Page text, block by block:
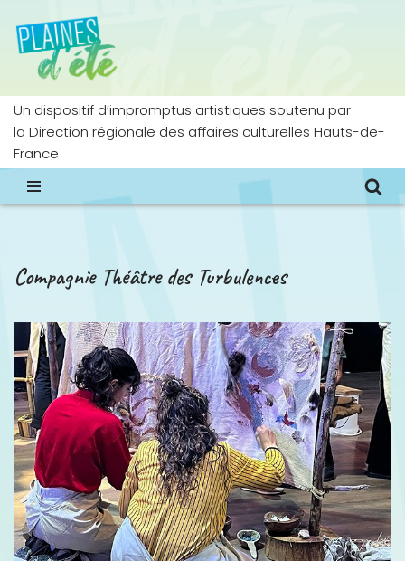
Aller
contenu
Un dispositif d’impromptus artistiques soutenu par
la Direction régionale des affaires culturelles Hauts-de-
France
Compagnie Théâtre des Turbulences